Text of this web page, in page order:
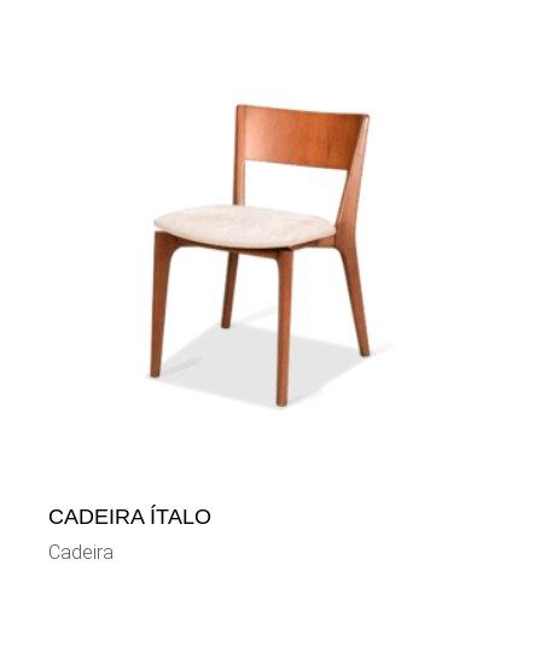
CADEIRA ÍTALO
Cadeira